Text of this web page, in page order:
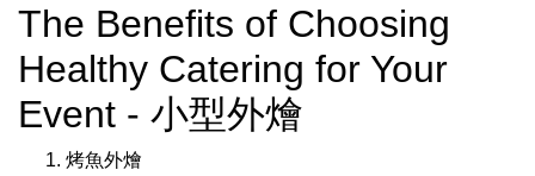
The Benefits of Choosing
Healthy Catering for Your
Event - 小型外燴
烤魚外燴